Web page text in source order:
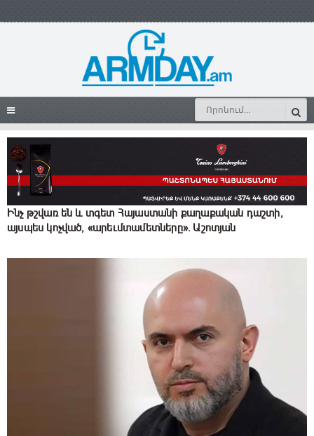
Ինչ թշվառ են և տգետ Հայաստանի քաղաքական դաշտի,
այսպես կոչված, «արեւմտամետները». Աշոտյան